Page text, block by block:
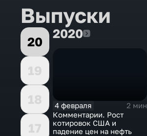
Выпуски
20
19
18
17
20202020
4 февраля
2 мин
Комментарии. Рост
котировок США и
падение цен на нефть